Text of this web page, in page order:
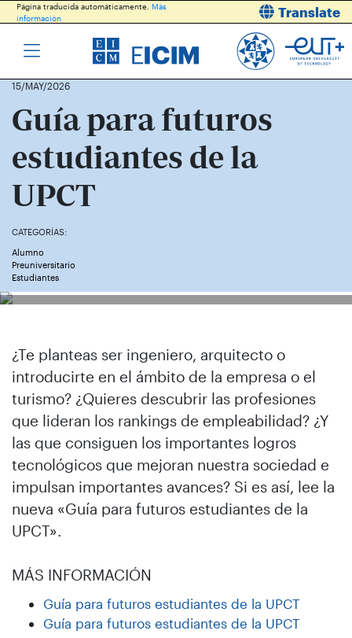
Página traducida automáticamente. Más
información
Translate
15/MAY/2026
Guía para futuros
estudiantes de la
UPCT
CATEGORÍAS:
Alumno
Preuniversitario
Estudiantes
¿Te planteas ser ingeniero, arquitecto o
introducirte en el ámbito de la empresa o el
turismo? ¿Quieres descubrir las profesiones
que lideran los rankings de empleabilidad? ¿Y
las que consiguen los importantes logros
tecnológicos que mejoran nuestra sociedad e
impulsan importantes avances? Si es así, lee la
nueva «Guía para futuros estudiantes de la
UPCT».
MÁS INFORMACIÓN
Guía para futuros estudiantes de la UPCT
Guía para futuros estudiantes de la UPCT